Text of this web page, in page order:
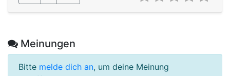
Meinungen
Bitte melde dich an, um deine Meinung